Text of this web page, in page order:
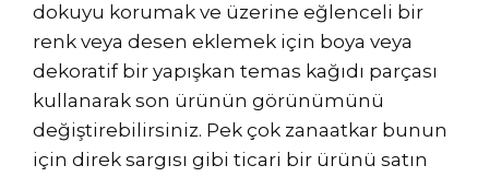
dokuyu korumak ve üzerine eğlenceli bir
renk veya desen eklemek için boya veya
dekoratif bir yapışkan temas kağıdı parçası
kullanarak son ürünün görünümünü
değiştirebilirsiniz. Pek çok zanaatkar bunun
için direk sargısı gibi ticari bir ürünü satın